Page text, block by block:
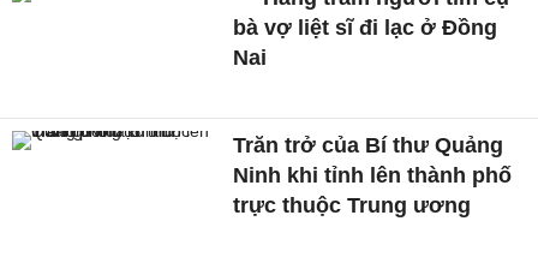
bà vợ liệt sĩ đi lạc ở Đồng
Nai
Trăn trở của Bí thư Quảng
Ninh khi tỉnh lên thành phố
trực thuộc Trung ương